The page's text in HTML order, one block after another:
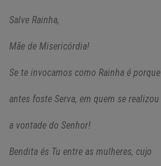
Salve Rainha,
Mãe de Misericórdia!
Se te invocamos como Rainha é porque
antes foste Serva, em quem se realizou
a vontade do Senhor!
Bendita és Tu entre as mulheres, cujo